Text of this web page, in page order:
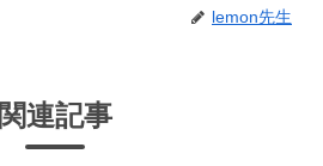
lemon先生
関連記事